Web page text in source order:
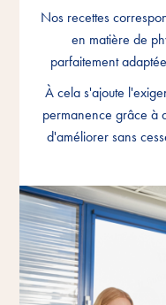
Nos recettes
en matière de
parfaitement
À cela s'ajoute
permanence grâce à
d'améliorer sans
Nos recettes
en matière de
parfaitement
À cela s'ajoute
permanence grâce à
d'améliorer sans
Nos recettes
en matière de
parfaitement
À cela s'ajoute
permanence grâce à
d'améliorer sans